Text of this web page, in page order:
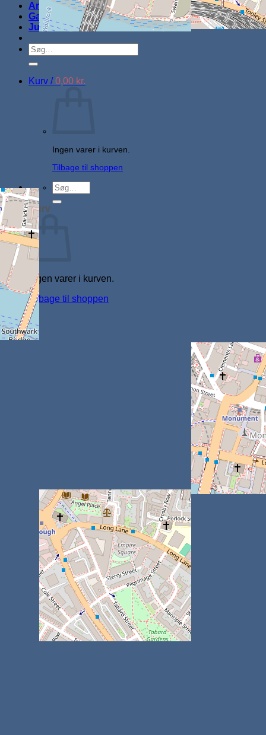
Arrangementer
Gavekort
Jul
Søg
efter:
Kurv /0,00 kr.
Ingen varer i kurven.
Tilbage til shoppen
Søg
efter:
Kurv
Ingen varer i kurven.
Tilbage til shoppen